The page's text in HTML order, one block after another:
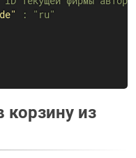
:
"ru"
из